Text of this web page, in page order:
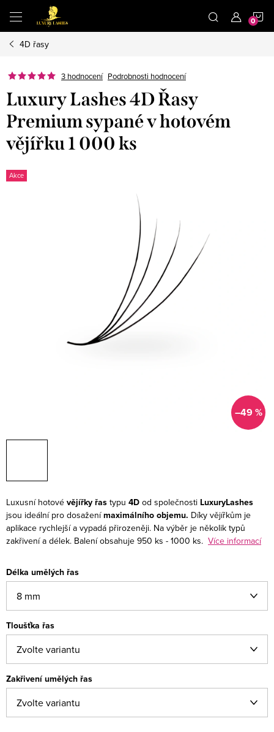
obsah
4D řasy
3 hodnocení Podrobnosti hodnocení
Luxury Lashes 4D Řasy
Premium sypané v hotovém
vějířku 1 000 ks
Akce
–49 %
Luxusní hotové vějířky řas typu 4D od společnosti LuxuryLashes
jsou ideální pro dosaženímaximálního objemu. Díky vějířkům je
aplikace rychlejší a vypadá přirozeněji. Na výběr je několik typů
zakřivení a délek. Balení obsahuje 950 ks - 1000 ks. Více informací
Délka umělých řas
Tloušťka řas
Zakřivení umělých řas